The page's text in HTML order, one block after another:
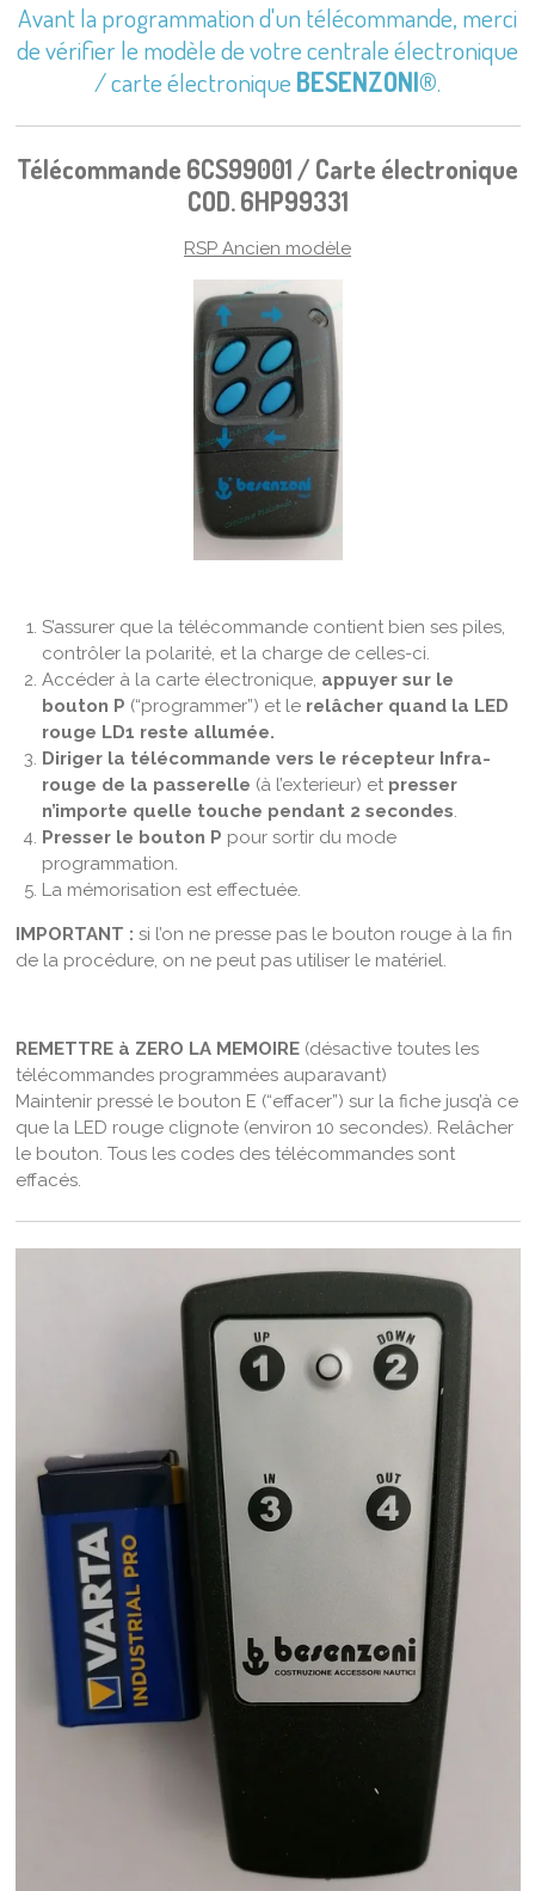
Avant la programmation d'un télécommande, merci
de vérifier le modèle de votre centrale électronique
/ carte électronique BESENZONI®.
Télécommande 6CS99001 / Carte électronique
COD. 6HP99331
RSP Ancien modèle
S’assurer que la télécommande contient bien ses piles,
contrôler la polarité, et la charge de celles-ci.
Accéder à la carte électronique, appuyer sur le
bouton P (“programmer”) et le relâcher quand la LED
rouge LD1 reste allumée.
Diriger la télécommande vers le récepteur Infra-
rouge de la passerelle (à l’exterieur) et presser
n’importe quelle touche pendant 2 secondes.
Presser le bouton P pour sortir du mode
programmation.
La mémorisation est effectuée.
IMPORTANT : si l’on ne presse pas le bouton rouge à la fin
de la procédure, on ne peut pas utiliser le matériel.
REMETTRE à ZERO LA MEMOIRE(désactive toutes les
télécommandes programmées auparavant)
Maintenir pressé le bouton E (“effacer”) sur la fiche jusq’à ce
que la LED rouge clignote (environ 10 secondes). Relâcher
le bouton. Tous les codes des télécommandes sont
effacés.